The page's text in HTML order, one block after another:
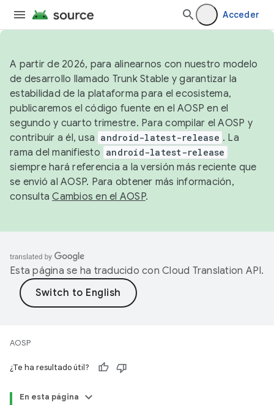
Acceder
A partir de 2026, para alinearnos con nuestro modelo
de desarrollo llamado Trunk Stable y garantizar la
estabilidad de la plataforma para el ecosistema,
publicaremos el código fuente en el AOSP en el
segundo y cuarto trimestre. Para compilar el AOSP y
contribuir a él, usa android-latest-release . La
rama del manifiesto android-latest-release
siempre hará referencia a la versión más reciente que
se envió al AOSP. Para obtener más información,
consultaCambios en el AOSP.
Esta página se ha traducido con Cloud Translation API.
AOSP
¿Te ha resultado útil?
En esta página